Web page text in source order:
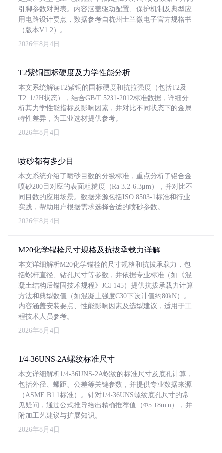
引脚参数对照表。内容涵盖驱动配置、保护机制及典型应
用电路设计要点，数据参考自杭州士兰微电子官方规格书
（版本V1.2）。
2026年8月4日
T2紫铜国标硬度及力学性能分析
本文系统解读T2紫铜的国标硬度和抗拉强度（包括T2及
T2_1/2H状态），结合GB/T 5231-2012标准数据，详细分
析其力学性能指标及影响因素，并对比不同状态下的金属
特性差异，为工业选材提供参考。
2026年8月4日
喷砂都有多少目
本文系统介绍了喷砂目数的分级标准，重点分析了铝合金
喷砂200目对应的表面粗糙度（Ra 3.2-6.3μm），并对比不
同目数的应用场景。数据来源包括ISO 8503-1标准和行业
实践，帮助用户根据需求选择合适的喷砂参数。
2026年8月4日
M20化学锚栓尺寸规格及抗拔承载力详解
本文详细解析M20化学锚栓的尺寸规格和抗拔承载力，包
括螺杆直径、钻孔尺寸等参数，并依据专业标准（如《混
凝土结构后锚固技术规程》JGJ 145）提供抗拔承载力计算
方法和典型数值（如混凝土强度C30下设计值约80kN）。
内容涵盖安装要点、性能影响因素及选型建议，适用于工
程技术人员参考。
2026年8月4日
1/4-36UNS-2A螺纹标准尺寸
本文详细解析1/4-36UNS-2A螺纹的标准尺寸及底孔计算，
包括外径、螺距、公差等关键参数，并提供专业数据来源
（ASME B1.1标准）。针对1/4-36UNS螺纹底孔尺寸的常
见疑问，通过公式推导给出精确推荐值（Φ5.18mm），并
附加工艺建议与扩展知识。
2026年8月4日